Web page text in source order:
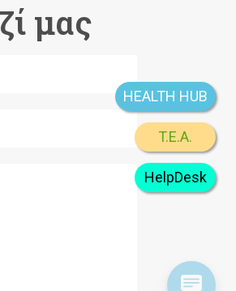
μας
HelpDesk
T.E.A.
HEALTH HUB